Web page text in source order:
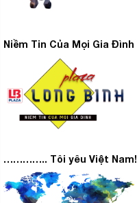
Niềm Tin Của Mọi Gia Đình
………….. Tôi yêu Việt Nam!